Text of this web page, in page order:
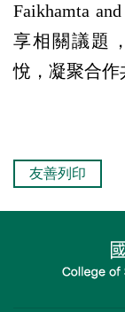
Faikhamta
享相關議題
悅，凝聚合作
友善列印